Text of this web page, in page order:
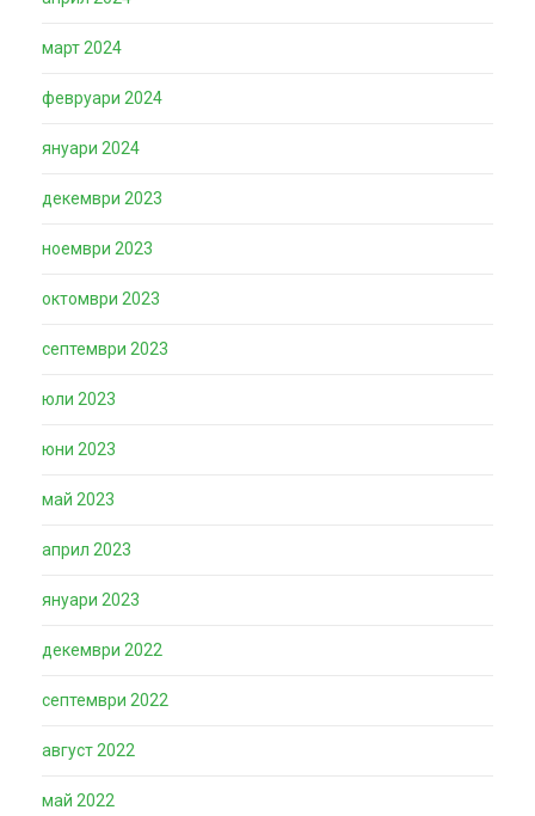
март 2024
февруари 2024
януари 2024
декември 2023
ноември 2023
октомври 2023
септември 2023
юли 2023
юни 2023
май 2023
април 2023
януари 2023
декември 2022
септември 2022
август 2022
май 2022